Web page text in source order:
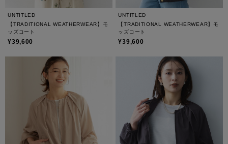
UNTITLED
【TRADITIONAL WEATHERWEAR】モ
ッズコート
¥39,600
UNTITLED
【TRADITIONAL WEATHERWEAR】モ
ッズコート
¥39,600